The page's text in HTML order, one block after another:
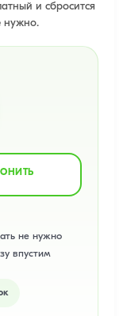
и сбросится
нужно.
не нужно
впустим